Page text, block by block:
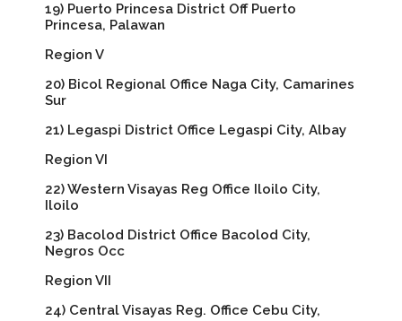
19) Puerto Princesa District Off Puerto
Princesa, Palawan
Region V
20) Bicol Regional Office Naga City, Camarines
Sur
21) Legaspi District Office Legaspi City, Albay
Region VI
22) Western Visayas Reg Office Iloilo City,
Iloilo
23) Bacolod District Office Bacolod City,
Negros Occ
Region VII
24) Central Visayas Reg. Office Cebu City,